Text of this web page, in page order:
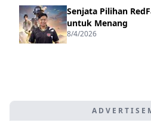
Senjata Pilihan
untuk Menang
8/4/2026